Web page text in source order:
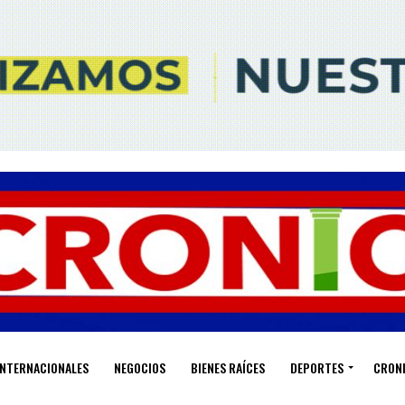
NEGOCIOS BIENES RAÍCES DEPORTES